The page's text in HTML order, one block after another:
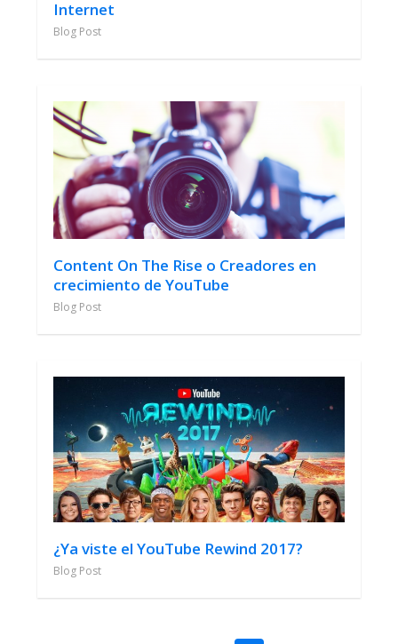
Internet
Blog Post
Content On The Rise o Creadores en
crecimiento de YouTube
Blog Post
¿Ya viste el YouTube Rewind 2017?
Blog Post